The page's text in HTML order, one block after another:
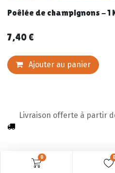
0 0
Poêlée de champignons - 1
7,40 €
Ajouter au panier
Livraison offerte à partir